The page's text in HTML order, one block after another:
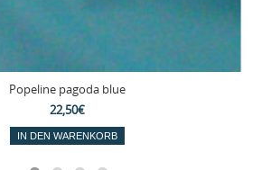
Popeline pagoda blue
22,50€
IN DEN WARENKORB